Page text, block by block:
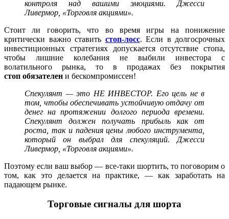
контроля над вашими эмоциями. Джесси
Ливермор, «Торговля акциями».
Стоит ли говорить, что во время игры на понижение
критически важно ставить стоп-лосс. Если в долгосрочных
инвестиционных стратегиях допускается отсутствие стопа,
чтобы лишние колебания не выбили инвестора с
волатильного рынка, то в продажах без покрытия
стоп обязателен и бескомпромиссен!
Спекулянт — это НЕ ИНВЕСТОР. Его цель не в
том, чтобы обеспечивать устойчивую отдачу от
денег на протяжении долгого периода времени.
Спекулянт должен получать прибыль как от
роста, так и падения цены любого инструмента,
который он выбрал для спекуляций. Джесси
Ливермор, «Торговля акциями».
Поэтому если ваш выбор — все-таки шортить, то поговорим о
том, как это делается на практике, — как заработать на
падающем рынке.
Торговые сигналы для шорта